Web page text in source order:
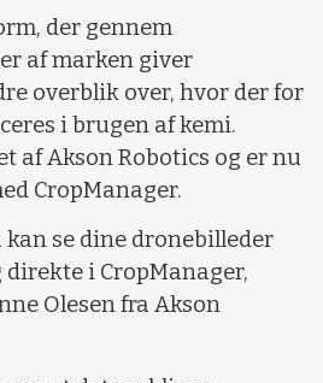
der gennem
af marken giver
overblik over, hvor der for
i brugen af kemi.
af Akson Robotics og er nu
CropManager.
kan se dine dronebilleder
direkte i CropManager,
Olesen fra Akson